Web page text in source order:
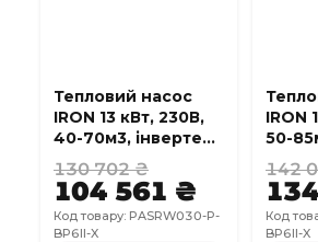
Тепловий насос
IRON 13 кВт, 230В,
40-70м3, інвертер,
з охолодженням,
WI-FI
130 702 ₴
104 561 ₴
Код товару: PASRW030-P-
BP6II-X
IRON
50-
з
WI-FI
142
Код
BP6II-X